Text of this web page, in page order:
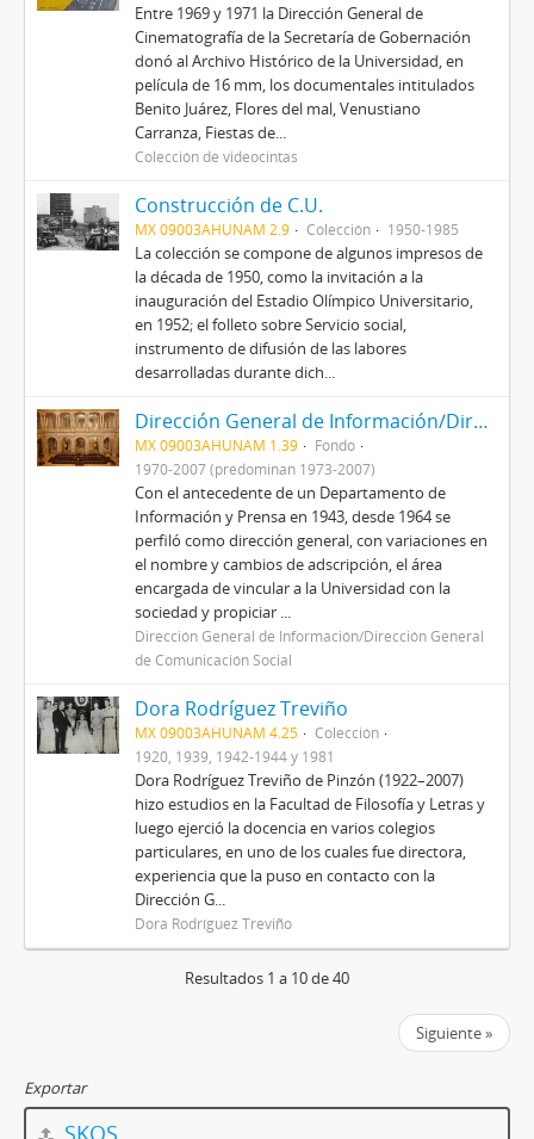
Entre 1969 y 1971 la Dirección General de
Cinematografía de la Secretaría de Gobernación
donó al Archivo Histórico de la Universidad, en
película de 16 mm, los documentales intitulados
Benito Juárez, Flores del mal, Venustiano
Carranza, Fiestas de...
Colección de videocintas
Construcción de C.U.
MX 09003AHUNAM 2.9 Colección 1950-1985
La colección se compone de algunos impresos de
la década de 1950, como la invitación a la
inauguración del Estadio Olímpico Universitario,
en 1952; el folleto sobre Servicio social,
instrumento de difusión de las labores
desarrolladas durante dich...
Dirección General de Información/Dirección General de Comunicación Social
MX 09003AHUNAM 1.39
Fondo
1970-2007 (predominan 1973-2007)
Con el antecedente de un Departamento de
Información y Prensa en 1943, desde 1964 se
perfiló como dirección general, con variaciones en
el nombre y cambios de adscripción, el área
encargada de vincular a la Universidad con la
sociedad y propiciar ...
Dirección General de Información/Dirección General
de Comunicación Social
Dora Rodríguez Treviño
MX 09003AHUNAM 4.25
Colección
1920, 1939, 1942-1944 y 1981
Dora Rodríguez Treviño de Pinzón (1922–2007)
hizo estudios en la Facultad de Filosofía y Letras y
luego ejerció la docencia en varios colegios
particulares, en uno de los cuales fue directora,
experiencia que la puso en contacto con la
Dirección G...
Dora Rodríguez Treviño
Resultados 1 a 10 de 40
Siguiente »
Exportar
SKOS